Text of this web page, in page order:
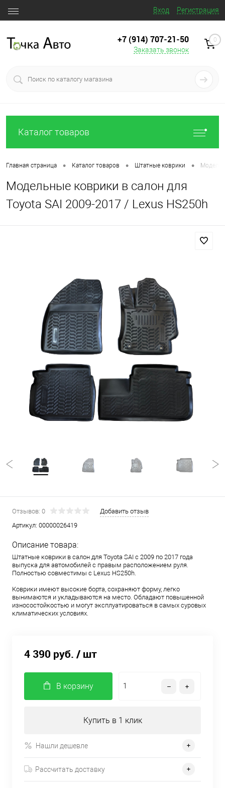
Вход Регистрация
+7 (914) 707‒21‒50
Заказать звонок
0
Каталог товаров
Главная страница • Каталог товаров • Штатные коврики •
Модельные коврики в салон для
Toyota SAI 2009-2017 / Lexus HS250h
Отзывов: 0
Добавить отзыв
Артикул: 00000026419
Описание товара:
Штатные коврики в салон для Toyota SAI с 2009 по 2017 года
выпуска для автомобилей с правым расположением руля.
Полностью совместимы с Lexus HS250h.
Коврики имеют высокие борта, сохраняют форму, легко
вынимаются и укладываются на место. Обладают повышенной
износостойкостью и могут эксплуатироваться в самых суровых
климатических условиях.
4 390 руб. / шт
В корзину
Купить в 1 клик
Нашли дешевле
Рассчитать доставку